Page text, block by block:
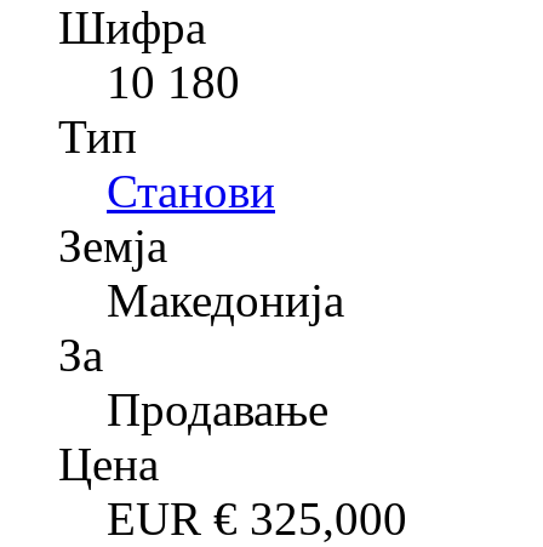
Шифра
10 180
Тип
Станови
Земја
Македонија
За
Продавање
Цена
EUR € 325,000